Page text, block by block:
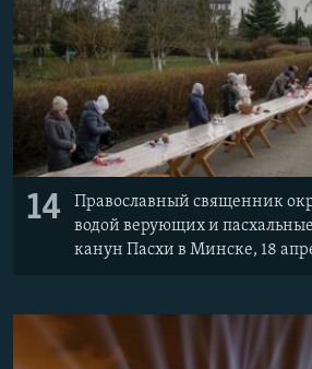
14
Православный священник
водой верующих и
канун Пасхи в Минске, 18